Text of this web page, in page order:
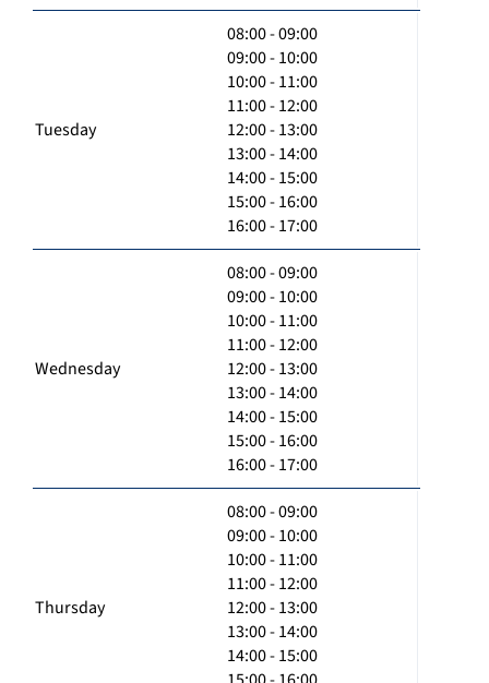
Tuesday
08:00 - 09:00
09:00 - 10:00
10:00 - 11:00
11:00 - 12:00
12:00 - 13:00
13:00 - 14:00
14:00 - 15:00
15:00 - 16:00
16:00 - 17:00
Wednesday
08:00 - 09:00
09:00 - 10:00
10:00 - 11:00
11:00 - 12:00
12:00 - 13:00
13:00 - 14:00
14:00 - 15:00
15:00 - 16:00
16:00 - 17:00
Thursday
08:00 - 09:00
09:00 - 10:00
10:00 - 11:00
11:00 - 12:00
12:00 - 13:00
13:00 - 14:00
14:00 - 15:00